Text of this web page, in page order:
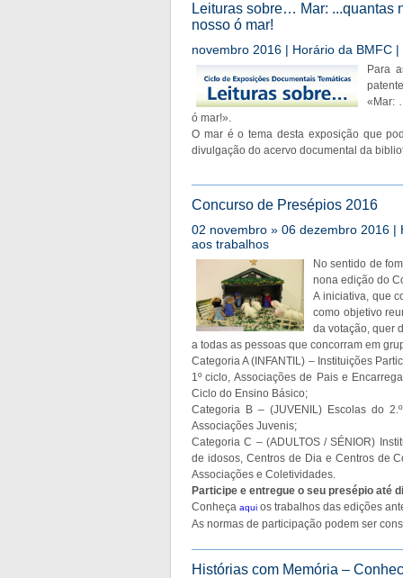
Leituras sobre… Mar: ...quantas
nosso ó mar!
novembro 2016 | Horário da BMFC
Para
«Mar:
ó mar!».
O mar é o tema desta exposição que
divulgação do acervo documental da
Concurso de Presépios 2016
02 novembro » 06 dezembro 2016 |
aos trabalhos
No sentido de
nona edição do
A iniciativa, que
como objetivo
da votação, quer
a todas as pessoas que concorram em
Categoria A (INFANTIL) – Instituições
1º ciclo, Associações de Pais e
Ciclo do Ensino Básico;
Categoria B – (JUVENIL) Escolas do
Associações Juvenis;
Categoria C – (ADULTOS / SÉNIOR)
de idosos, Centros de Dia e Centros de
Associações e Coletividades.
Participe e entregue o seu presépio até
Conheça aqui os trabalhos das edições
As normas de participação podem ser
Histórias com Memória –